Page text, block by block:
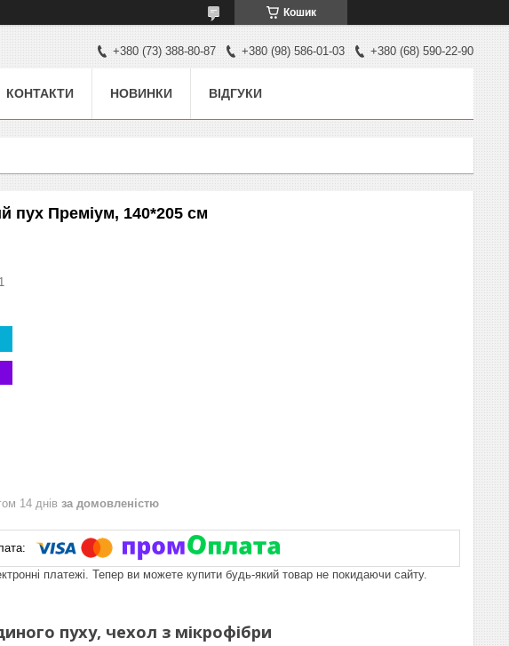
Кошик
+380 (73) 388-80-87 +380 (98) 586-01-03 +380 (68) 590-22-90
КОНТАКТИ НОВИНКИ ВІДГУКИ
пух Преміум, 140*205 см
14 днів за домовленістю
платежі. Тепер ви можете купити будь-який товар не покидаючи сайту.
пуху, чехол з мікрофібри